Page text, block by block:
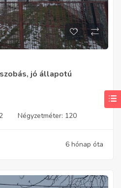
jó állapotú
2 Négyzetméter: 120
6 hónap óta